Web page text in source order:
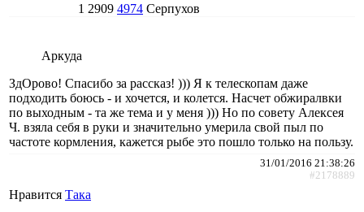
1 2909 4974 Серпухов
Аркуда
ЗдОрово! Спасибо за рассказ! ))) Я к телескопам даже
подходить боюсь - и хочется, и колется. Насчет обжиралвки
по выходным - та же тема и у меня ))) Но по совету Алексея
Ч. взяла себя в руки и значительно умерила свой пыл по
частоте кормления, кажется рыбе это пошло только на пользу.
31/01/2016 21:38:26
#2178889
Нравится Така